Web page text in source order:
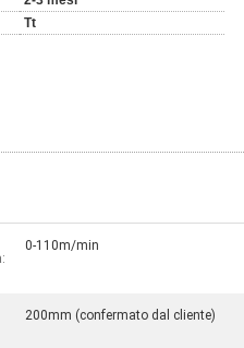
Tt
0-110m/min
200mm (confermato dal cliente)